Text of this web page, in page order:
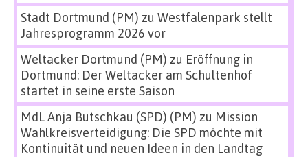
Stadt Dortmund (PM) zu Westfalenpark stellt
Jahresprogramm 2026 vor
Weltacker Dortmund (PM) zu Eröffnung in
Dortmund: Der Weltacker am Schultenhof
startet in seine erste Saison
MdL Anja Butschkau (SPD) (PM) zu Mission
Wahlkreisverteidigung: Die SPD möchte mit
Kontinuität und neuen Ideen in den Landtag